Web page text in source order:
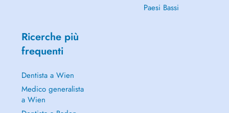
Paesi Bassi
Ricerche più
frequenti
Dentista a Wien
Medico generalista
a Wien